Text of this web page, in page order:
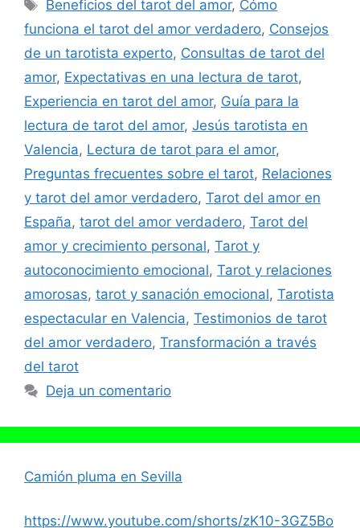
Beneficios del tarot del amor, Cómo
funciona el tarot del amor verdadero, Consejos
de un tarotista experto, Consultas de tarot del
amor, Expectativas en una lectura de tarot,
Experiencia en tarot del amor, Guía para la
lectura de tarot del amor, Jesús tarotista en
Valencia, Lectura de tarot para el amor,
Preguntas frecuentes sobre el tarot, Relaciones
y tarot del amor verdadero, Tarot del amor en
España, tarot del amor verdadero, Tarot del
amor y crecimiento personal, Tarot y
autoconocimiento emocional, Tarot y relaciones
amorosas, tarot y sanación emocional, Tarotista
espectacular en Valencia, Testimonios de tarot
del amor verdadero, Transformación a través
del tarot
Deja un comentario
Camión pluma en Sevilla
https://www.youtube.com/shorts/zK10-3GZ5Bo